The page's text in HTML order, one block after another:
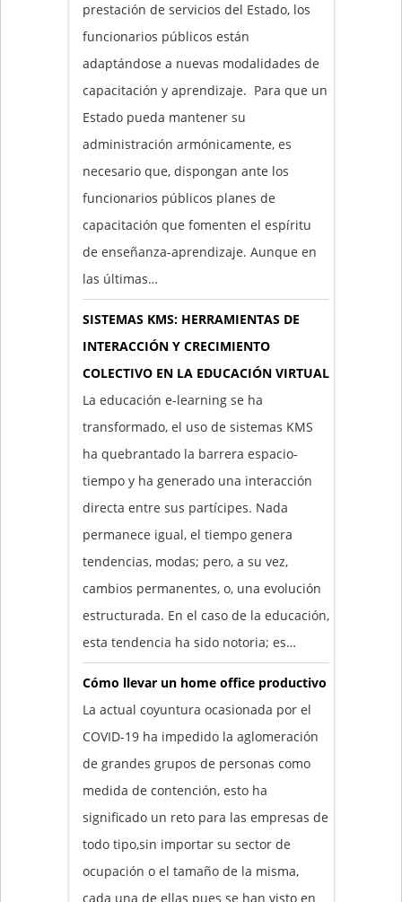
prestación de servicios del Estado, los
funcionarios públicos están
adaptándose a nuevas modalidades de
capacitación y aprendizaje. Para que un
Estado pueda mantener su
administración armónicamente, es
necesario que, dispongan ante los
funcionarios públicos planes de
capacitación que fomenten el espíritu
de enseñanza-aprendizaje. Aunque en
las últimas…
SISTEMAS KMS: HERRAMIENTAS DE
INTERACCIÓN Y CRECIMIENTO
COLECTIVO EN LA EDUCACIÓN VIRTUAL
La educación e-learning se ha
transformado, el uso de sistemas KMS
ha quebrantado la barrera espacio-
tiempo y ha generado una interacción
directa entre sus partícipes. Nada
permanece igual, el tiempo genera
tendencias, modas; pero, a su vez,
cambios permanentes, o, una evolución
estructurada. En el caso de la educación,
esta tendencia ha sido notoria; es…
Cómo llevar un home office productivo
La actual coyuntura ocasionada por el
COVID-19 ha impedido la aglomeración
de grandes grupos de personas como
medida de contención, esto ha
significado un reto para las empresas de
todo tipo,sin importar su sector de
ocupación o el tamaño de la misma,
cada una de ellas pues se han visto en